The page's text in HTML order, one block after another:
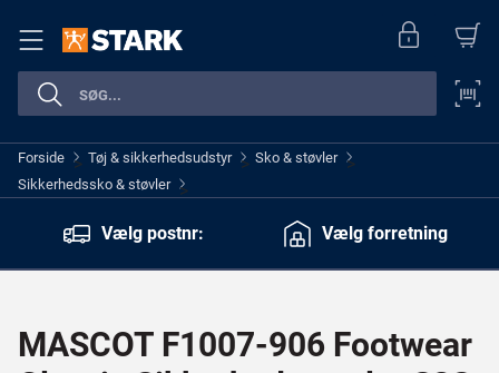
Forside > Tøj & sikkerhedsudstyr > Sko & støvler >
Sikkerhedssko & støvler >
Vælg postnr:
Vælg forretning
MASCOT F1007-906 Footwear